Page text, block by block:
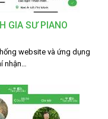
GIA SƯ PIANO
website và ứng dụng
nhận…